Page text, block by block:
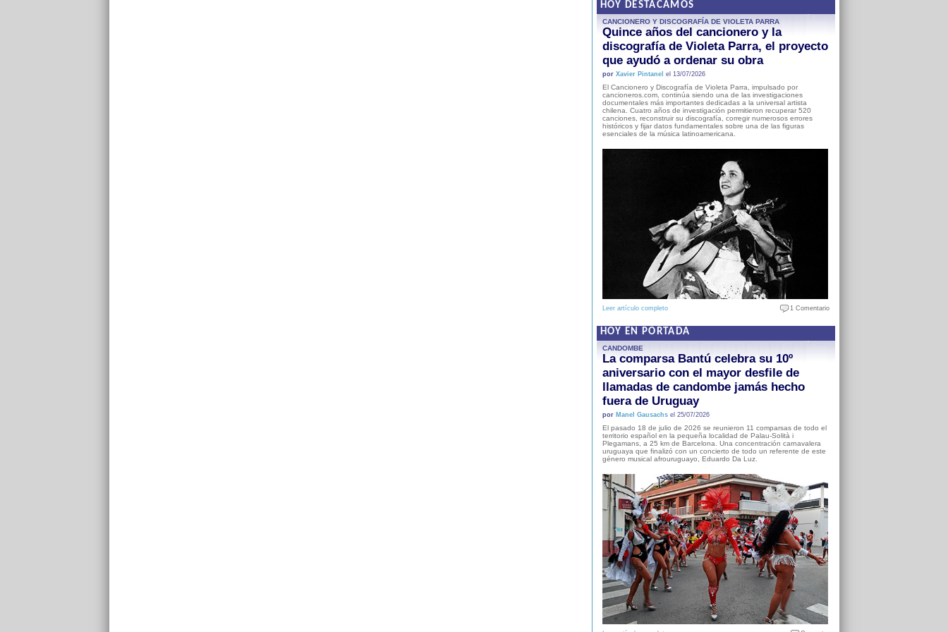
HOY DESTACAMOS
CANCIONERO Y DISCOGRAFÍA DE VIOLETA PARRA
Quince años del cancionero y la
discografía de Violeta Parra, el proyecto
que ayudó a ordenar su obra
por Xavier Pintanel el 13/07/2026
El Cancionero y Discografía de Violeta Parra, impulsado por
cancioneros.com, continúa siendo una de las investigaciones
documentales más importantes dedicadas a la universal artista
chilena. Cuatro años de investigación permitieron recuperar 520
canciones, reconstruir su discografía, corregir numerosos errores
históricos y fijar datos fundamentales sobre una de las figuras
esenciales de la música latinoamericana.
Leer artículo completo 1 Comentario
HOY EN PORTADA
CANDOMBE
La comparsa Bantú celebra su 10º
aniversario con el mayor desfile de
llamadas de candombe jamás hecho
fuera de Uruguay
por Manel Gausachsel 25/07/2026
El pasado 18 de julio de 2026 se reunieron 11 comparsas de todo el
territorio español en la pequeña localidad de Palau-Solità i
Plegamans, a 25 km de Barcelona. Una concentración carnavalera
uruguaya que finalizó con un concierto de todo un referente de este
género musical afrouruguayo, Eduardo Da Luz.